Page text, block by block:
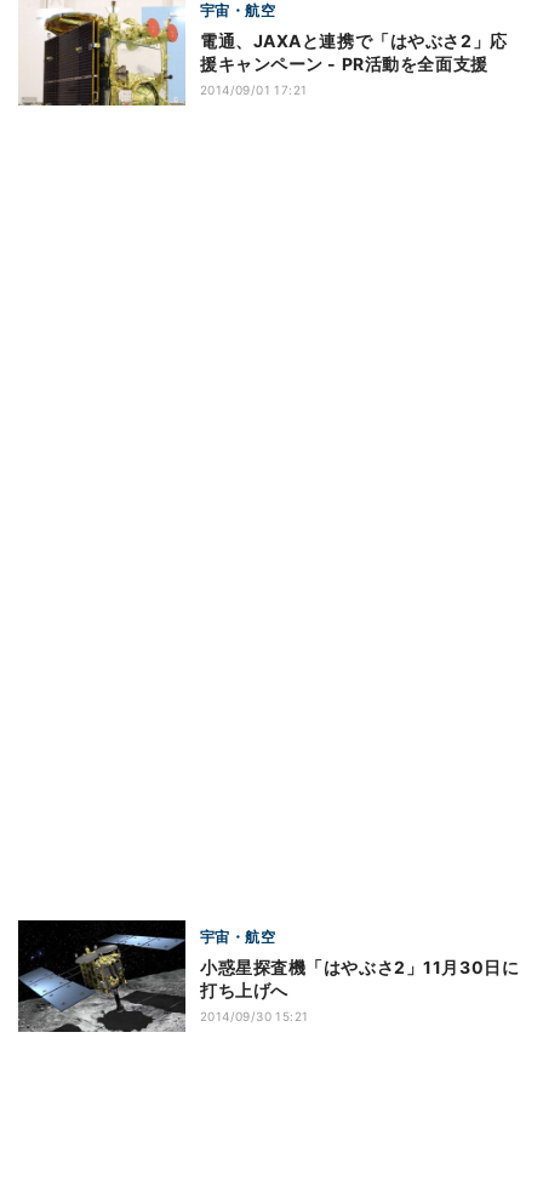
宇宙・航空
電通、JAXAと連携で「はやぶさ2」応
援キャンペーン - PR活動を全面支援
2014/09/01 17:21
宇宙・航空
小惑星探査機「はやぶさ2」11月30日に
打ち上げへ
2014/09/30 15:21